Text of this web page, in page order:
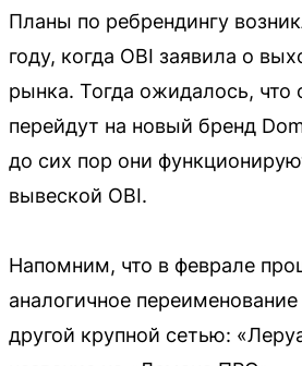
Планы по ребрендингу
году, когда OBI заявила о
рынка. Тогда ожидалось, что
перейдут на новый бренд
до сих пор они
вывеской OBI.
Напомним, что в феврале
аналогичное
другой крупной сетью: